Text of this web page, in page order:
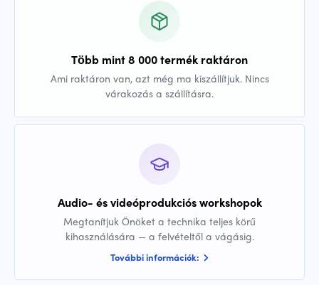
Több mint 8 000 termék raktáron
Ami raktáron van, azt még ma kiszállítjuk. Nincs
várakozás a szállításra.
Audio- és videóprodukciós workshopok
Megtanítjuk Önöket a technika teljes körű
kihasználására — a felvételtől a vágásig.
További információk: